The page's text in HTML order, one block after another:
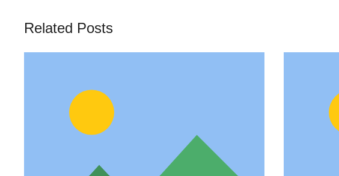
Related Posts